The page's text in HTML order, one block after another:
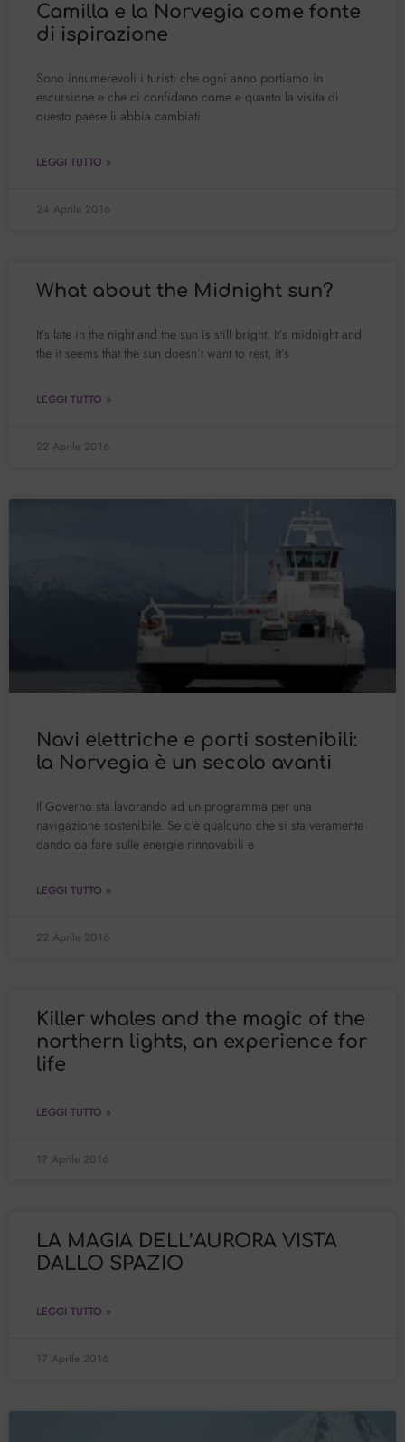
Camilla e la Norvegia come fonte
di ispirazione
Sono innumerevoli i turisti che ogni anno portiamo in
escursione e che ci confidano come e quanto la visita di
questo paese li abbia cambiati
LEGGI TUTTO »
24 Aprile 2016
What about the Midnight sun?
It’s late in the night and the sun is still bright. It’s midnight and
the it seems that the sun doesn’t want to rest, it’s
LEGGI TUTTO »
22 Aprile 2016
Navi elettriche e porti sostenibili:
la Norvegia è un secolo avanti
Il Governo sta lavorando ad un programma per una
navigazione sostenibile. Se c’è qualcuno che si sta veramente
dando da fare sulle energie rinnovabili e
LEGGI TUTTO »
22 Aprile 2016
Killer whales and the magic of the
northern lights, an experience for
life
LEGGI TUTTO »
17 Aprile 2016
LA MAGIA DELL’AURORA VISTA
DALLO SPAZIO
LEGGI TUTTO »
17 Aprile 2016